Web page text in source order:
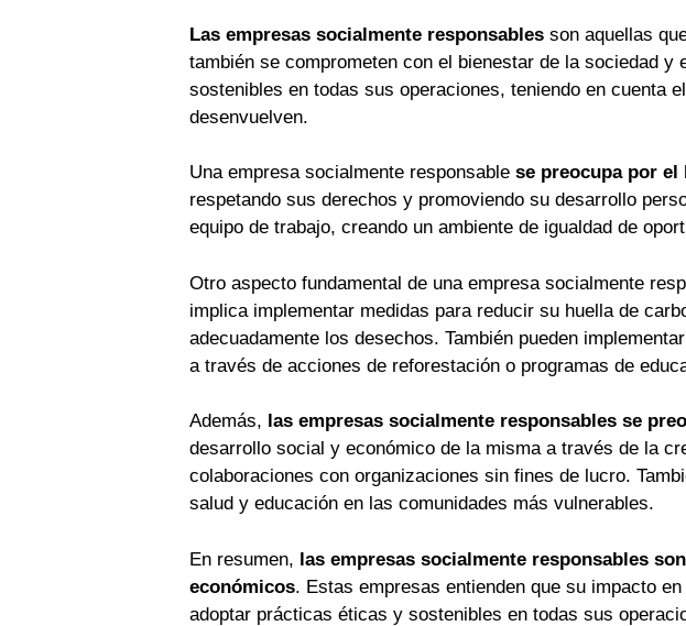
Las empresas socialmente responsables son aquellas
también se comprometen con el bienestar de la sociedad
sostenibles en todas sus operaciones, teniendo en cuenta
desenvuelven.
Una empresa socialmente responsable se preocupa por el
respetando sus derechos y promoviendo su desarrollo
equipo de trabajo, creando un ambiente de igualdad de
Otro aspecto fundamental de una empresa socialmente
implica implementar medidas para reducir su huella de
adecuadamente los desechos. También pueden
a través de acciones de reforestación o programas de
Además, las empresas socialmente responsables se
desarrollo social y económico de la misma a través de la
colaboraciones con organizaciones sin fines de lucro.
salud y educación en las comunidades más vulnerables.
En resumen, las empresas socialmente responsables
económicos. Estas empresas entienden que su impacto
adoptar prácticas éticas y sostenibles en todas sus